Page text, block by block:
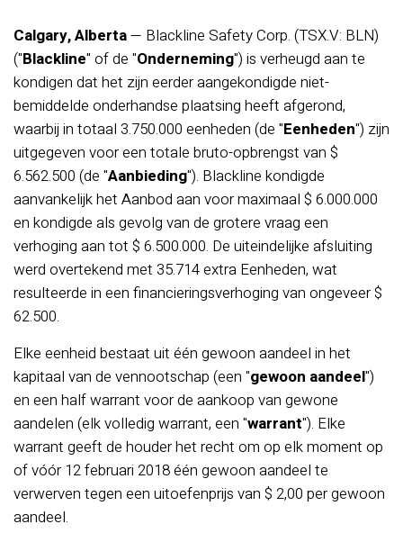
Calgary, Alberta— Blackline Safety Corp. (TSX.V: BLN)
("Blackline" of de "Onderneming") is verheugd aan te
kondigen dat het zijn eerder aangekondigde niet-
bemiddelde onderhandse plaatsing heeft afgerond,
waarbij in totaal 3.750.000 eenheden (de "Eenheden") zijn
uitgegeven voor een totale bruto-opbrengst van $
6.562.500 (de "Aanbieding"). Blackline kondigde
aanvankelijk het Aanbod aan voor maximaal $ 6.000.000
en kondigde als gevolg van de grotere vraag een
verhoging aan tot $ 6.500.000. De uiteindelijke afsluiting
werd overtekend met 35.714 extra Eenheden, wat
resulteerde in een financieringsverhoging van ongeveer $
62.500.
Elke eenheid bestaat uit één gewoon aandeel in het
kapitaal van de vennootschap (een "gewoon aandeel")
en een half warrant voor de aankoop van gewone
aandelen (elk volledig warrant, een "warrant"). Elke
warrant geeft de houder het recht om op elk moment op
of vóór 12 februari 2018 één gewoon aandeel te
verwerven tegen een uitoefenprijs van $ 2,00 per gewoon
aandeel.